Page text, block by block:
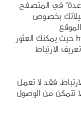
في المتصفح
بخصوص
حيث يمكنك العثور
الارتباط
فقد لا تعمل
تتمكن من الوصول